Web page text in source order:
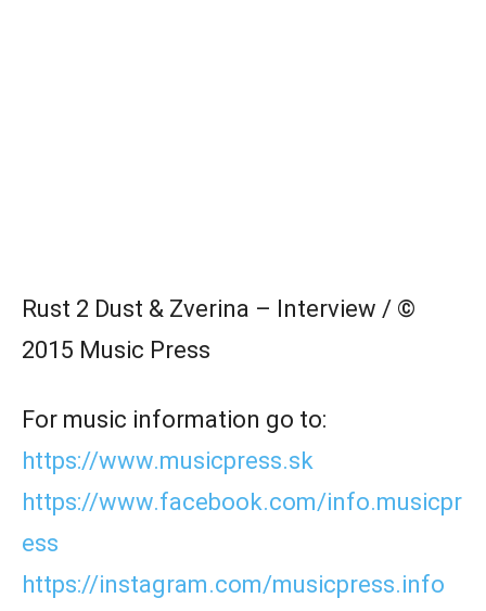
Rust 2 Dust & Zverina – Interview / ©
2015 Music Press
For music information go to:
https://www.musicpress.sk
https://www.facebook.com/info.musicpr
ess
https://instagram.com/musicpress.info